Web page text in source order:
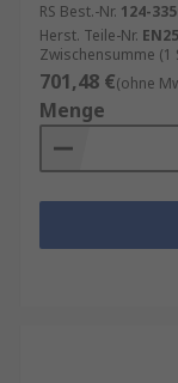
RS Best.-Nr. 124-
Herst. Teile-Nr.
Zwischensumme (1
701,48 €(ohne
Menge